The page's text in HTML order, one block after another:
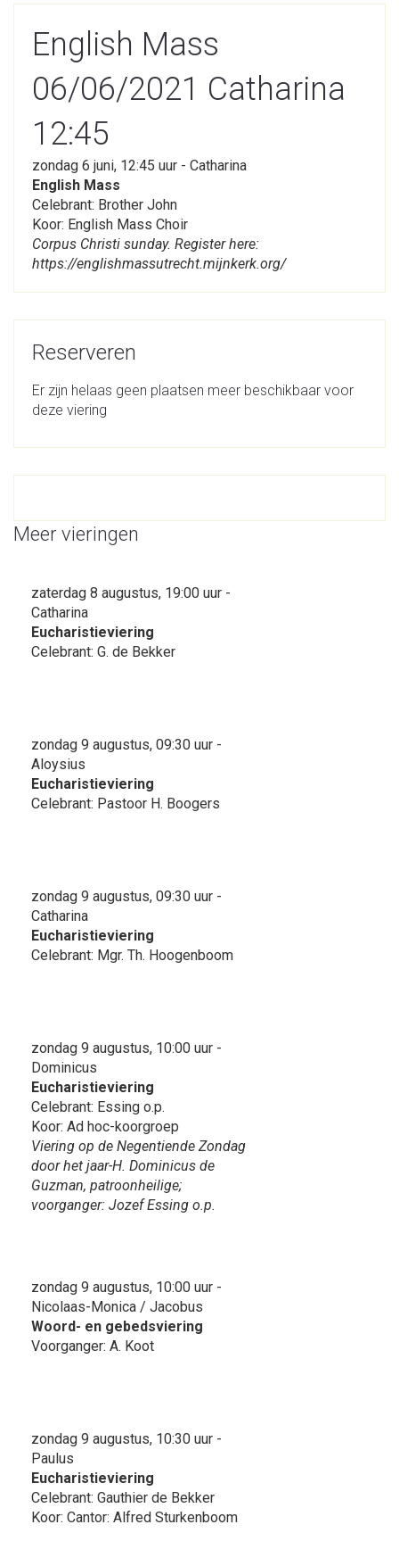
English Mass
06/06/2021 Catharina
12:45
zondag 6 juni, 12:45 uur - Catharina
English Mass
Celebrant: Brother John
Koor: English Mass Choir
Corpus Christi sunday. Register here:
https://englishmassutrecht.mijnkerk.org/
Reserveren
Er zijn helaas geen plaatsen meer beschikbaar voor
deze viering
Meer vieringen
zaterdag 8 augustus, 19:00 uur -
Catharina
Eucharistieviering
Celebrant: G. de Bekker
zondag 9 augustus, 09:30 uur -
Aloysius
Eucharistieviering
Celebrant: Pastoor H. Boogers
zondag 9 augustus, 09:30 uur -
Catharina
Eucharistieviering
Celebrant: Mgr. Th. Hoogenboom
zondag 9 augustus, 10:00 uur -
Dominicus
Eucharistieviering
Celebrant: Essing o.p.
Koor: Ad hoc-koorgroep
Viering op de Negentiende Zondag
door het jaar-H. Dominicus de
Guzman, patroonheilige;
voorganger: Jozef Essing o.p.
zondag 9 augustus, 10:00 uur -
Nicolaas-Monica / Jacobus
Woord- en gebedsviering
Voorganger: A. Koot
zondag 9 augustus, 10:30 uur -
Paulus
Eucharistieviering
Celebrant: Gauthier de Bekker
Koor: Cantor: Alfred Sturkenboom